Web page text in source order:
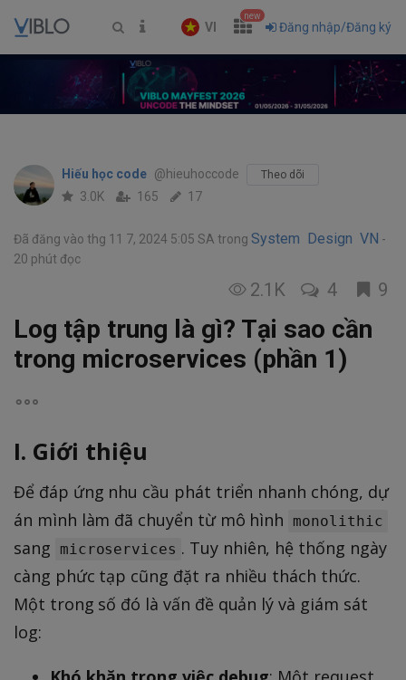
VI
new
Đăng nhập/Đăng ký
Hiếu học code @hieuhoccode Theo dõi
3.0K 165 17
Đã đăng vào thg 11 7, 2024 5:05 SA trong System Design VN
20 phút đọc
2.1K 4 9
Log tập trung là gì? Tại sao cần
trong microservices (phần 1)
I. Giới thiệu
Để đáp ứng nhu cầu phát triển nhanh chóng, dự
án mình làm đã chuyển từ mô hình
monolithic
sang microservices . Tuy nhiên, hệ thống ngày
càng phức tạp cũng đặt ra nhiều thách thức.
Một trong số đó là vấn đề quản lý và giám sát
log: